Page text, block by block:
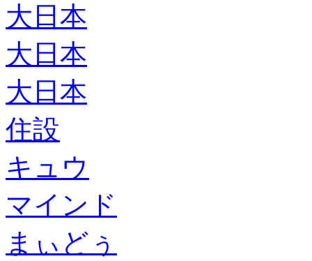
大日本
大日本
大日本
住設
キュウ
マインド
まぃどぅ